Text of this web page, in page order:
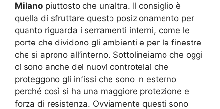
Milano piuttosto che un’altra. Il consiglio è
quella di sfruttare questo posizionamento per
quanto riguarda i serramenti interni, come le
porte che dividono gli ambienti e per le finestre
che si aprono all’interno. Sottolineiamo che oggi
ci sono anche dei nuovi controtelai che
proteggono gli infissi che sono in esterno
perché così si ha una maggiore protezione e
forza di resistenza. Ovviamente questi sono